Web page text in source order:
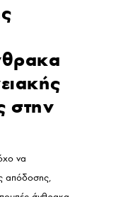
στην
να
απόδοσης,